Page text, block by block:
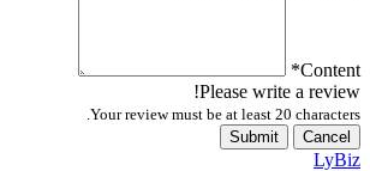
Content
*
Please write a review!
Your review must be at least 20 characters.
Cancel
Submit
LyBiz